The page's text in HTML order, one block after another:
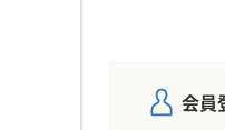
会員